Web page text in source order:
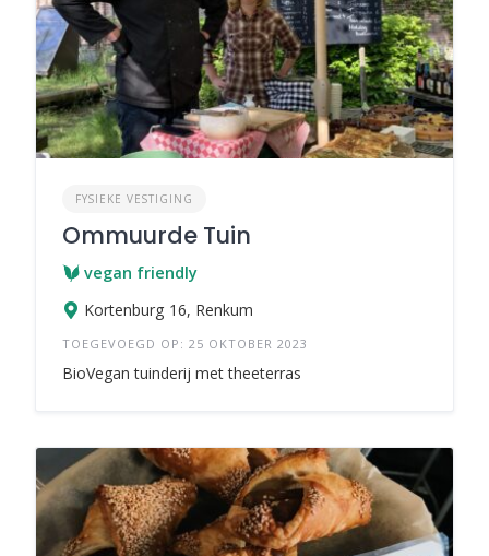
FYSIEKE VESTIGING
Ommuurde Tuin
vegan friendly
Kortenburg 16, Renkum
TOEGEVOEGD OP: 25 OKTOBER 2023
BioVegan tuinderij met theeterras